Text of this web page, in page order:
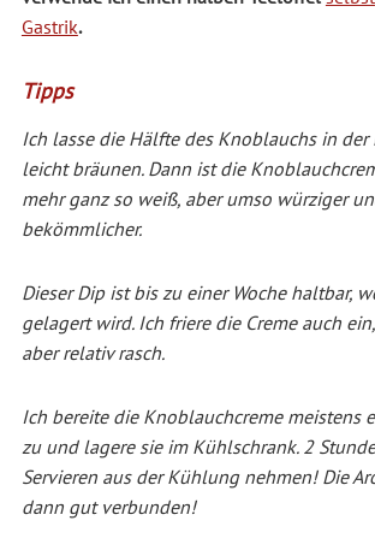
Gastrik.
Tipps
Ich lasse die Hälfte des Knoblauchs in der
leicht bräunen. Dann ist die
mehr ganz so weiß, aber umso würziger
bekömmlicher.
Dieser Dip ist bis zu einer Woche haltbar,
gelagert wird. Ich friere die Creme auch
aber relativ rasch.
Ich bereite die Knoblauchcreme meistens
zu und lagere sie im Kühlschrank. 2
Servieren aus der Kühlung nehmen! Die
dann gut verbunden!